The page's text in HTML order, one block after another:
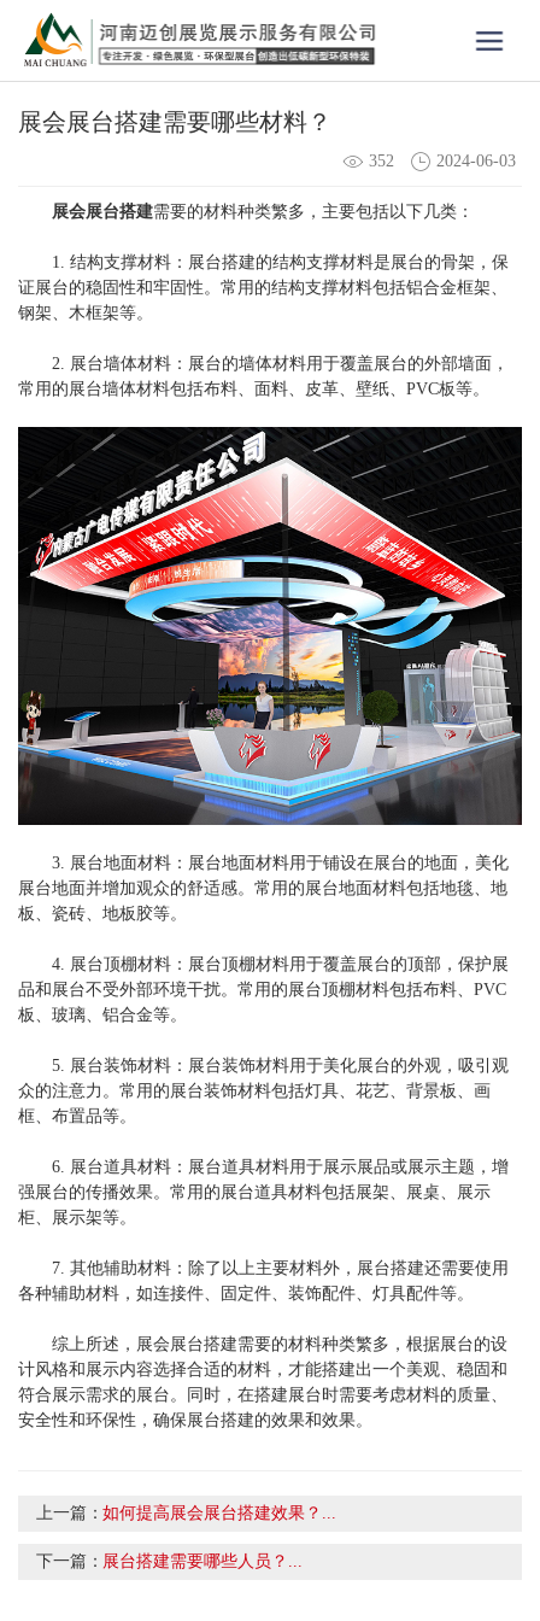
展会展台搭建需要哪些材料？
352 2024-06-03
展会展台搭建需要的材料种类繁多，主要包括以下几类：
1. 结构支撑材料：展台搭建的结构支撑材料是展台的骨架，保
证展台的稳固性和牢固性。常用的结构支撑材料包括铝合金框架、
钢架、木框架等。
2. 展台墙体材料：展台的墙体材料用于覆盖展台的外部墙面，
常用的展台墙体材料包括布料、面料、皮革、壁纸、PVC板等。
3. 展台地面材料：展台地面材料用于铺设在展台的地面，美化
展台地面并增加观众的舒适感。常用的展台地面材料包括地毯、地
板、瓷砖、地板胶等。
4. 展台顶棚材料：展台顶棚材料用于覆盖展台的顶部，保护展
品和展台不受外部环境干扰。常用的展台顶棚材料包括布料、PVC
板、玻璃、铝合金等。
5. 展台装饰材料：展台装饰材料用于美化展台的外观，吸引观
众的注意力。常用的展台装饰材料包括灯具、花艺、背景板、画
框、布置品等。
6. 展台道具材料：展台道具材料用于展示展品或展示主题，增
强展台的传播效果。常用的展台道具材料包括展架、展桌、展示
柜、展示架等。
7. 其他辅助材料：除了以上主要材料外，展台搭建还需要使用
各种辅助材料，如连接件、固定件、装饰配件、灯具配件等。
综上所述，展会展台搭建需要的材料种类繁多，根据展台的设
计风格和展示内容选择合适的材料，才能搭建出一个美观、稳固和
符合展示需求的展台。同时，在搭建展台时需要考虑材料的质量、
安全性和环保性，确保展台搭建的效果和效果。
上一篇：如何提高展会展台搭建效果？...
下一篇： 展台搭建需要哪些人员？...